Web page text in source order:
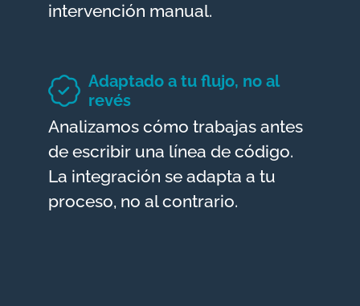
intervención manual.
Adaptado a tu flujo, no al
revés
Analizamos cómo trabajas antes
de escribir una línea de código.
La integración se adapta a tu
proceso, no al contrario.